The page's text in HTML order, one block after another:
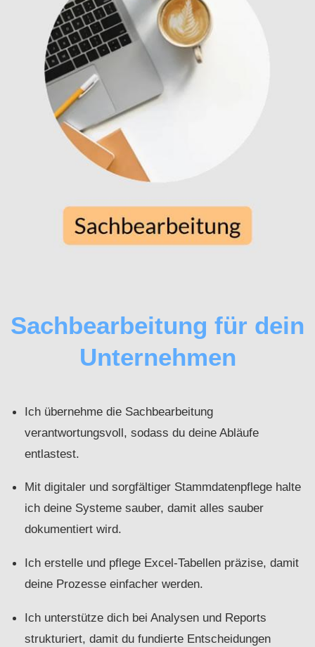
Sachbearbeitung für dein
Unternehmen
Ich übernehme die Sachbearbeitung
verantwortungsvoll, sodass du deine Abläufe
entlastest.
Mit digitaler und sorgfältiger Stammdatenpflege halte
ich deine Systeme sauber, damit alles sauber
dokumentiert wird.
Ich erstelle und pflege Excel-Tabellen präzise, damit
deine Prozesse einfacher werden.
Ich unterstütze dich bei Analysen und Reports
strukturiert, damit du fundierte Entscheidungen